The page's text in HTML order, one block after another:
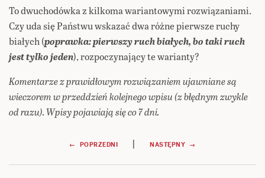
To dwuchodówka z kilkoma wariantowymi rozwiązaniami.
Czy uda się Państwu wskazać dwa różne pierwsze ruchy
białych (poprawka: pierwszy ruch białych, bo taki ruch
jest tylko jeden), rozpoczynający te warianty?
Komentarze z prawidłowym rozwiązaniem ujawniane są
wieczorem w przeddzień kolejnego wpisu (z błędnym zwykle
od razu). Wpisy pojawiają się co 7 dni.
Nawigacja← POPRZEDNI | NASTĘPNY →